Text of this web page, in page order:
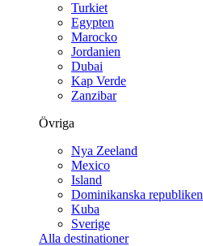
Turkiet
Egypten
Marocko
Jordanien
Dubai
Kap Verde
Zanzibar
Övriga
Nya Zeeland
Mexico
Island
Dominikanska republiken
Kuba
Sverige
Alla destinationer